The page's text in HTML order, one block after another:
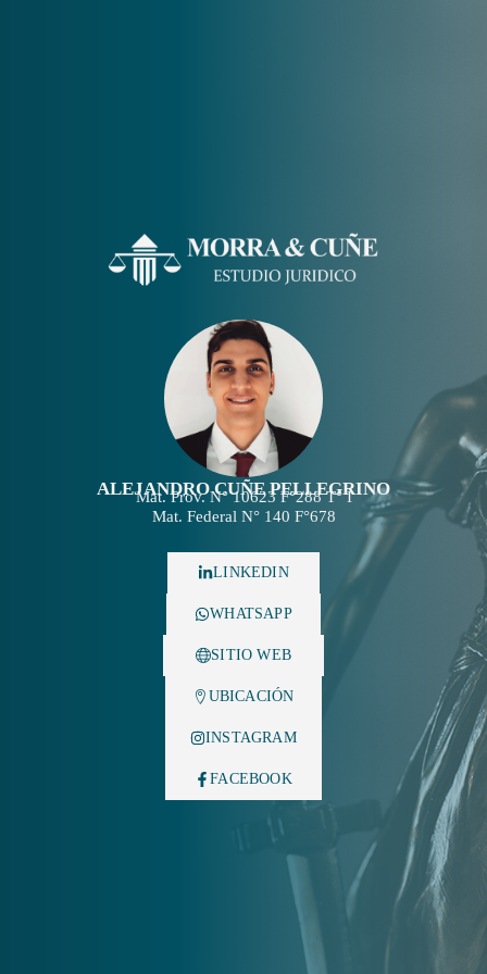
ALEJANDRO CUÑE PELLEGRINO
Mat. Prov. N° 10623 F°288 T° I
Mat. Federal N° 140 F°678
LINKEDIN
WHATSAPP
SITIO WEB
UBICACIÓN
INSTAGRAM
FACEBOOK